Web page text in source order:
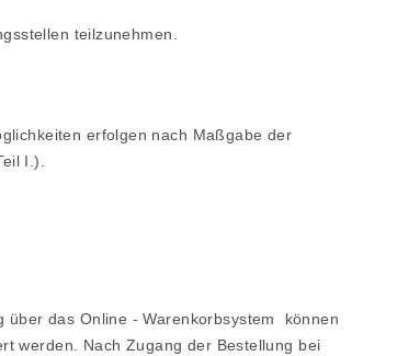
teilzunehmen.
erfolgen nach Maßgabe der
I.).
über das Online - Warenkorbsystem
können
werden. Nach Zugang der Bestellung bei